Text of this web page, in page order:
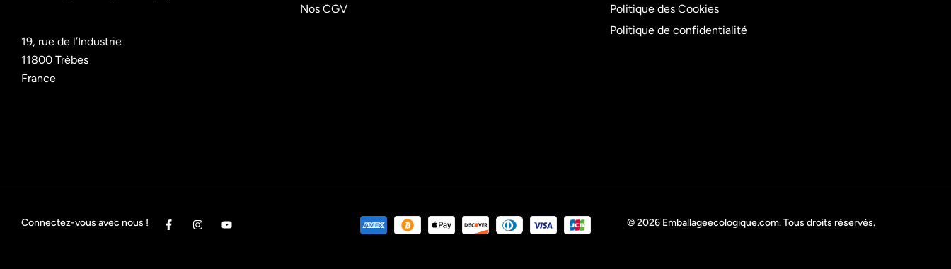
19, rue de l’Industrie
11800 Trèbes
France
Nos CGV
Politique des Cookies
Politique de confidentialité
Connectez-vous avec nous ! © 2026 Emballageecologique.com. Tous droits réservés.